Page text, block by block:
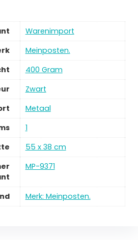
‎Warenimport
‎Meinposten.
‎400 Gram
‎Zwart
‎Metaal
‎1
‎55 x 38 cm
‎MP-9371
Merk: Meinposten.